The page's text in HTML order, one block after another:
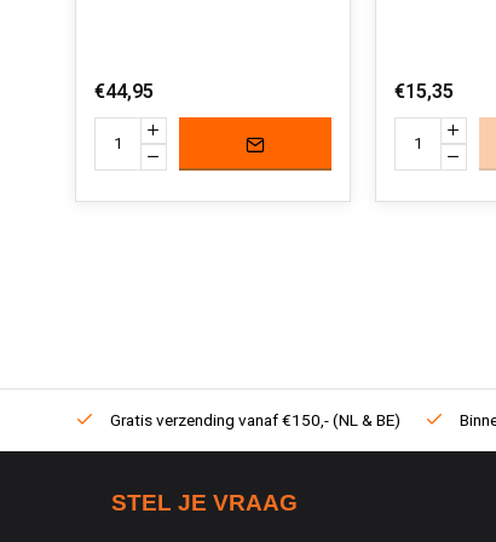
€44,95 €15,35
Gratis verzending vanaf €150,- (NL & BE)
STEL JE VRAAG